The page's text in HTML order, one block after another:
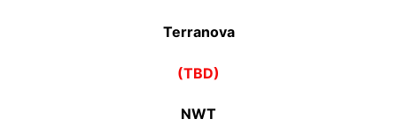
Terranova
(TBD)
NWT